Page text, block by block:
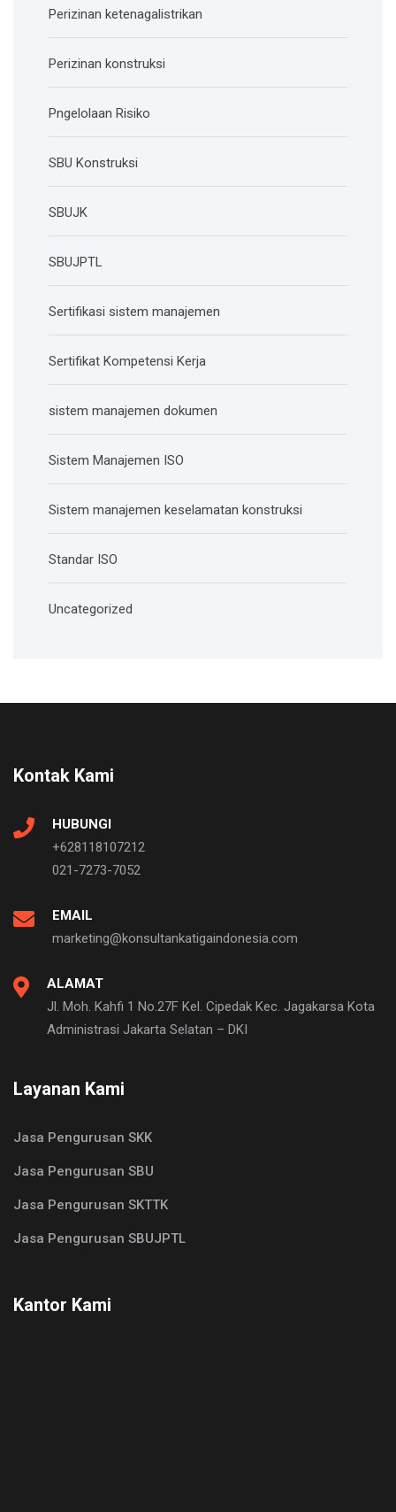
Perizinan ketenagalistrikan
Perizinan konstruksi
Pngelolaan Risiko
SBU Konstruksi
SBUJK
SBUJPTL
Sertifikasi sistem manajemen
Sertifikat Kompetensi Kerja
sistem manajemen dokumen
Sistem Manajemen ISO
Sistem manajemen keselamatan konstruksi
Standar ISO
Uncategorized
Kontak Kami
HUBUNGI
+628118107212
021-7273-7052
EMAIL
marketing@konsultankatigaindonesia.com
ALAMAT
Jl. Moh. Kahfi 1 No.27F Kel. Cipedak Kec. Jagakarsa Kota
Administrasi Jakarta Selatan – DKI
Layanan Kami
Jasa Pengurusan SKK
Jasa Pengurusan SBU
Jasa Pengurusan SKTTK
Jasa Pengurusan SBUJPTL
Kantor Kami